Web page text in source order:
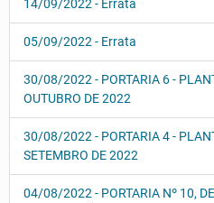
14/09/2022 - Errata
05/09/2022 - Errata
30/08/2022 - PORTARIA 6 -
OUTUBRO DE 2022
30/08/2022 - PORTARIA 4 -
SETEMBRO DE 2022
04/08/2022 - PORTARIA Nº 10,